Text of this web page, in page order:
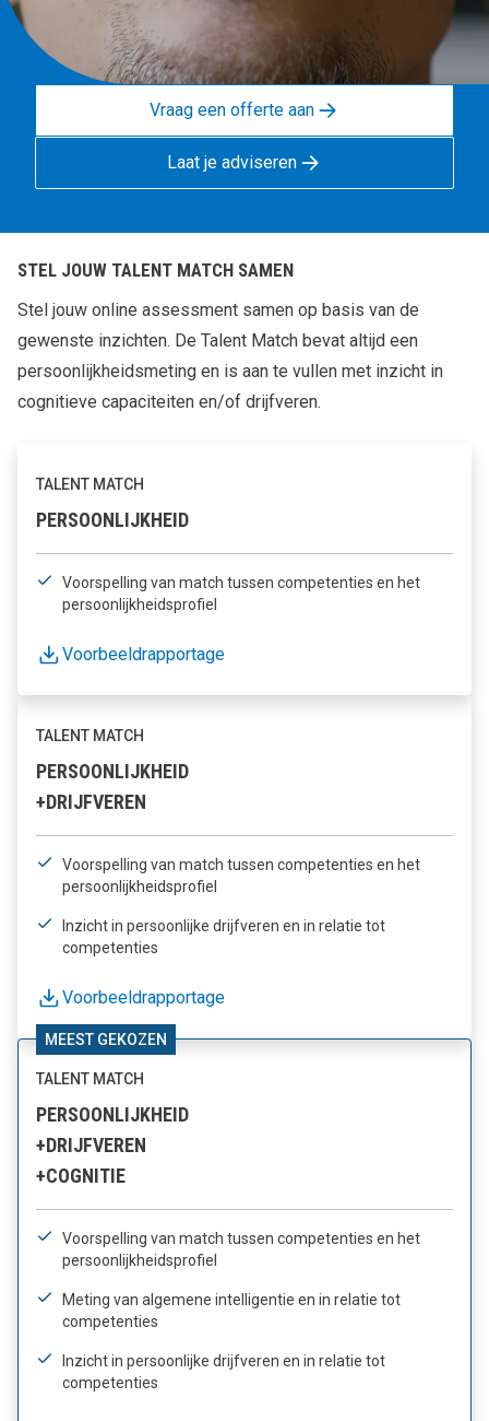
Vraag een offerte aan
Laat je adviseren
STEL JOUW TALENT MATCH SAMEN
Stel jouw online assessment samen op basis van de
gewenste inzichten. De Talent Match bevat altijd een
persoonlijkheidsmeting en is aan te vullen met inzicht in
cognitieve capaciteiten en/of drijfveren.
TALENT MATCH
PERSOONLIJKHEID
Voorspelling van match tussen competenties en het
persoonlijkheidsprofiel
Voorbeeldrapportage
TALENT MATCH
PERSOONLIJKHEID
+DRIJFVEREN
Voorspelling van match tussen competenties en het
persoonlijkheidsprofiel
Inzicht in persoonlijke drijfveren en in relatie tot
competenties
Voorbeeldrapportage
MEEST GEKOZEN
TALENT MATCH
PERSOONLIJKHEID
+DRIJFVEREN
+COGNITIE
Voorspelling van match tussen competenties en het
persoonlijkheidsprofiel
Meting van algemene intelligentie en in relatie tot
competenties
Inzicht in persoonlijke drijfveren en in relatie tot
competenties